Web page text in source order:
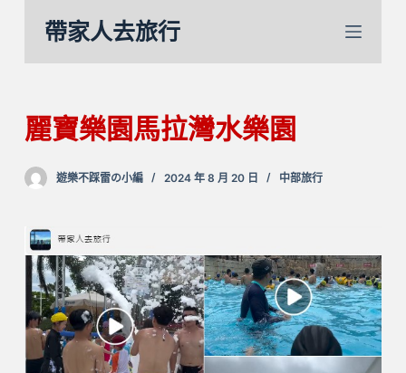
內
容
帶家人去旅行
麗寶樂園馬拉灣水樂園
遊樂不踩雷の小編 2024 年 8 月 20 日 中部旅行